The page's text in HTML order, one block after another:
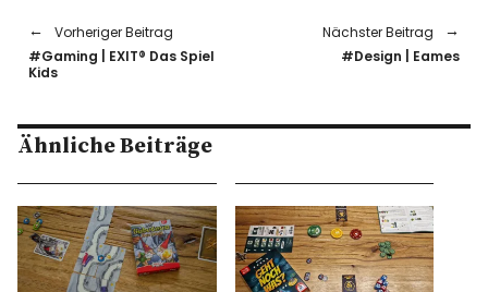
Vorheriger Beitrag
#Gaming | EXIT® Das Spiel
Kids
Nächster Beitrag
#Design | Eames
Ähnliche Beiträge